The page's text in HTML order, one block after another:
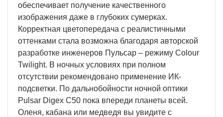
обеспечивает получение качественного
изображения даже в глубоких сумерках.
Корректная цветопередача с реалистичными
оттенками стала возможна благодаря авторской
разработке инженеров Пульсар – режиму Colour
Twilight. В ночных условиях при полном
отсутствии рекомендовано применение ИК-
подсветки. По дальнобойности ночной оптики
Pulsar Digex C50 пока впереди планеты всей.
Оленя, кабана или медведя вы увидите с